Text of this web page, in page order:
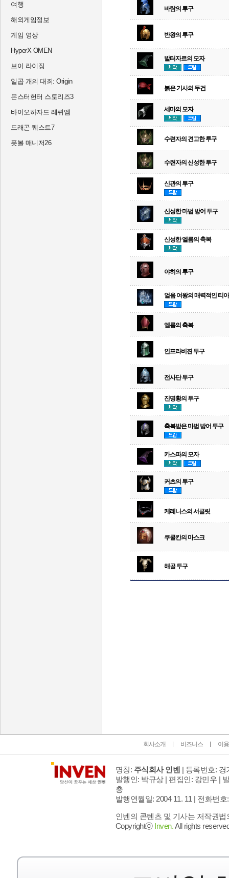
여행
해외게임정보
게임 영상
HyperX OMEN
브이 라이징
일곱 개의 대죄: Origin
몬스터헌터 스토리즈3
바이오하자드 레퀴엠
드래곤 퀘스트7
풋볼 매니저26
바람의 투구
반왕의 투구
발터자르의 모자
붉은 기사의 두건
세마의 모자
수련자의 견고한 투구
수련자의 신성한 투구
신관의 투구
신성한 마법 방어 투구
신성한 엘름의 축복
야히의 투구
얼음 여왕의 매력적인 티
엘름의 축복
인프라비젼 투구
전사단 투구
진명황의 투구
축복받은 마법 방어 투구
카스파의 모자
커츠의 투구
케레니스의 서클릿
쿠쿨칸의 마스크
해골 투구
회사소개 비즈니스 이
명칭: 주식회사 인벤 | 등록번호: 경
발행인: 박규상 | 편집인: 강민우 |
층
발행연월일: 2004 11. 11 | 전화번호
인벤의 콘텐츠 및 기사는 저작권
Copyrightⓒ Inven.All rights